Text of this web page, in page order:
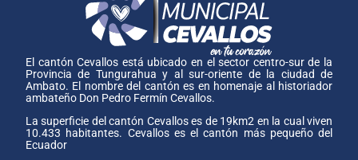
El cantón Cevallos está ubicado en el sector centro-sur de la
Provincia de Tungurahua y al sur-oriente de la ciudad de
Ambato. El nombre del cantón es en homenaje al historiador
ambateño Don Pedro Fermín Cevallos.
La superficie del cantón Cevallos es de 19km2 en la cual viven
10.433 habitantes. Cevallos es el cantón más pequeño del
Ecuador